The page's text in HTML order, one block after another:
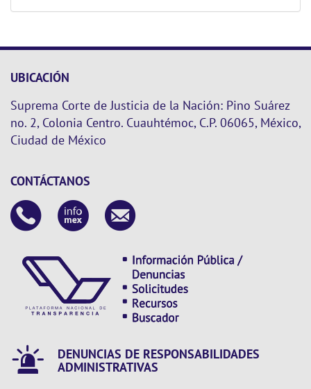
UBICACIÓN
Suprema Corte de Justicia de la Nación: Pino Suárez
no. 2, Colonia Centro. Cuauhtémoc, C.P. 06065, México,
Ciudad de México
CONTÁCTANOS
DENUNCIAS DE RESPONSABILIDADES
ADMINISTRATIVAS